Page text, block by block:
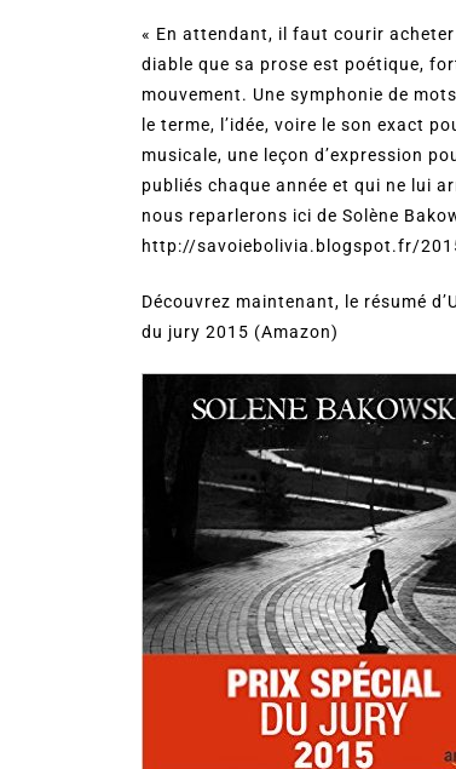
« En attendant, il faut courir acheter
diable que sa prose est poétique,
mouvement. Une symphonie de
le terme, l’idée, voire le son exact
musicale, une leçon d’expression
publiés chaque année et qui ne lui
nous reparlerons ici de Solène
http://savoiebolivia.blogspot.fr/
Découvrez maintenant, le résumé
du jury 2015 (Amazon)